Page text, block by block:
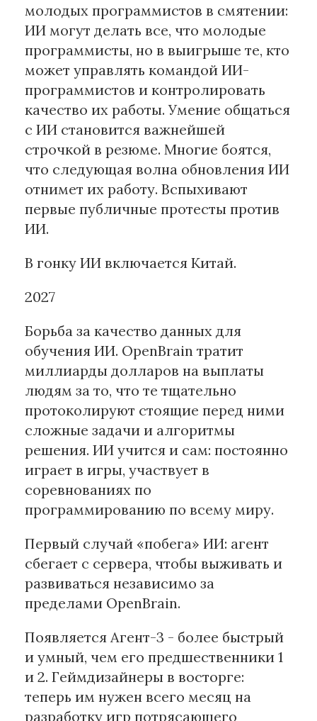
молодых программистов в смятении:
ИИ могут делать все, что молодые
программисты, но в выигрыше те, кто
может управлять командой ИИ-
программистов и контролировать
качество их работы. Умение общаться
с ИИ становится важнейшей
строчкой в резюме. Многие боятся,
что следующая волна обновления ИИ
отнимет их работу. Вспыхивают
первые публичные протесты против
ИИ.
В гонку ИИ включается Китай.
2027
Борьба за качество данных для
обучения ИИ. OpenBrain тратит
миллиарды долларов на выплаты
людям за то, что те тщательно
протоколируют стоящие перед ними
сложные задачи и алгоритмы
решения. ИИ учится и сам: постоянно
играет в игры, участвует в
соревнованиях по
программированию по всему миру.
Первый случай «побега» ИИ: агент
сбегает с сервера, чтобы выживать и
развиваться независимо за
пределами OpenBrain.
Появляется Агент-3 - более быстрый
и умный, чем его предшественники 1
и 2. Геймдизайнеры в восторге:
теперь им нужен всего месяц на
разработку игр потрясающего